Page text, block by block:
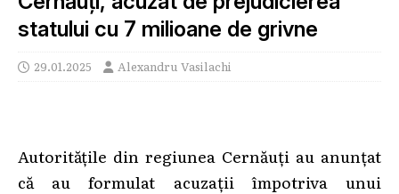
statului cu 7 milioane de grivne
29.01.2025 Alexandru Vasilachi
Autoritățile din regiunea Cernăuți au anunțat
că au formulat acuzații împotriva unui